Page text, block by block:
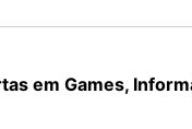
em Games,